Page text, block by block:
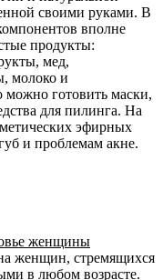
своими руками. В
вполне
продукты:
мед,
молоко и
можно готовить маски,
для пилинга. На
эфирных
и проблемам акне.
женщины
женщин, стремящихся
в любом возрасте.